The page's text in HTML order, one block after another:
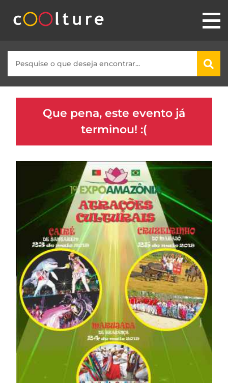
Que pena, este evento já
terminou! :(